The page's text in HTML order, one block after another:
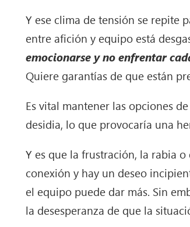
Y ese clima de tensión se repite
entre afición y equipo está
emocionarse y no enfrentar
Quiere garantías de que están
Es vital mantener las opciones
desidia, lo que provocaría una
Y es que la frustración, la rabia
conexión y hay un deseo
el equipo puede dar más. Sin
la desesperanza de que la